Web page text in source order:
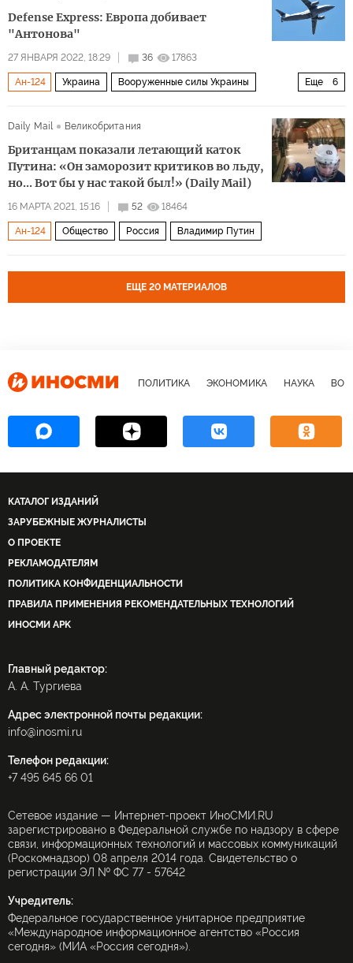
Defense Express: Европа добивает
"Антонова"
27 ЯНВАРЯ 2022, 18:29 36 17863
Еще 6
Ан-124 Украина Вооруженные силы Украины
Daily Mail Великобритания
Британцам показали летающий каток
Путина: «Он заморозит критиков во льду,
но... Вот бы у нас такой был!» (Daily Mail)
16 МАРТА 2021, 15:16 52 18464
Ан-124 Общество Россия Владимир Путин
ЕЩЕ 20 МАТЕРИАЛОВ
ПОЛИТИКА ЭКОНОМИКА НАУКА
КАТАЛОГ ИЗДАНИЙ
ЗАРУБЕЖНЫЕ ЖУРНАЛИСТЫ
О ПРОЕКТЕ
РЕКЛАМОДАТЕЛЯМ
ПОЛИТИКА КОНФИДЕНЦИАЛЬНОСТИ
ПРАВИЛА ПРИМЕНЕНИЯ РЕКОМЕНДАТЕЛЬНЫХ ТЕХНОЛОГИЙ
ИНОСМИ APK
Главный редактор:
А. А. Тургиева
Адрес электронной почты редакции:
info@inosmi.ru
Телефон редакции:
+7 495 645 66 01
Сетевое издание — Интернет-проект ИноСМИ.RU
зарегистрировано в Федеральной службе по надзору в сфере
связи, информационных технологий и массовых коммуникаций
(Роскомнадзор) 08 апреля 2014 года. Свидетельство о
регистрации ЭЛ № ФС 77 - 57642
Учредитель:
Федеральное государственное унитарное предприятие
«Международное информационное агентство «Россия
сегодня» (МИА «Россия сегодня»).